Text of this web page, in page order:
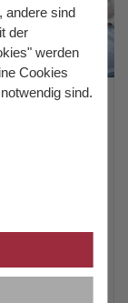
andere sind
der
werden
Cookies
sind.